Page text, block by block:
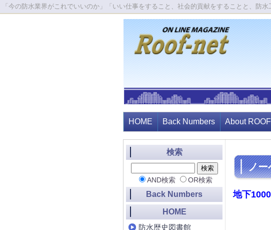
「今の防水業界がこれでいいのか」「いい仕事をすること、社会的貢献をすることと、防
HOME Back Numbers About
ノー
地下
検索
AND検索 OR検索
Back Numbers
HOME
防水歴史図書館